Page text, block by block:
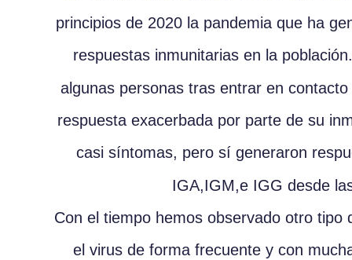
principios de 2020 la pandemia que ha
respuestas inmunitarias en la
algunas personas tras entrar en
respuesta exacerbada por parte de su
casi síntomas, pero sí generaron
IGA,IGM,e IGG desde
Con el tiempo hemos observado otro
el virus de forma frecuente y con